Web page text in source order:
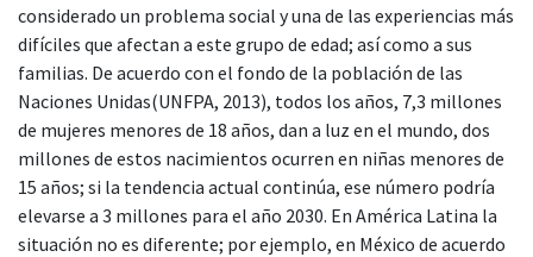
considerado un problema social y una de las experiencias más
difíciles que afectan a este grupo de edad; así como a sus
familias. De acuerdo con el fondo de la población de las
Naciones Unidas(UNFPA, 2013), todos los años, 7,3 millones
de mujeres menores de 18 años, dan a luz en el mundo, dos
millones de estos nacimientos ocurren en niñas menores de
15 años; si la tendencia actual continúa, ese número podría
elevarse a 3 millones para el año 2030. En América Latina la
situación no es diferente; por ejemplo, en México de acuerdo